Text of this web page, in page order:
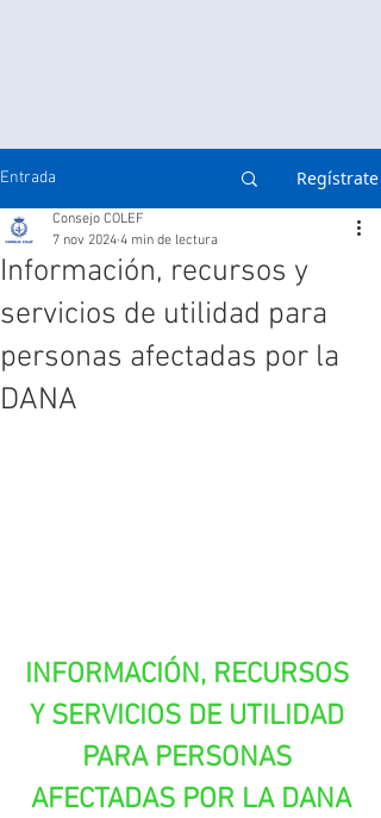
Entrada Regístrate
Información, recursos y
servicios de utilidad para
personas afectadas por la
DANA
Consejo COLEF
7 nov 2024 4 min de lectura
INFORMACIÓN, RECURSOS
Y SERVICIOS DE UTILIDAD
PARA PERSONAS
AFECTADAS POR LA DANA